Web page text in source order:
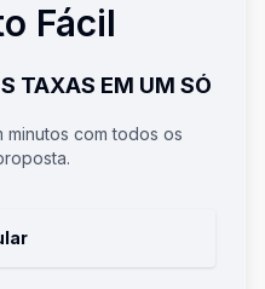
Fácil
TAXAS EM UM SÓ
minutos com todos os